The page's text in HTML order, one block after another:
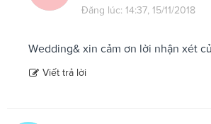
Đăng lúc: 14:37, 15/11/2018
Wedding& xin cảm ơn lời nhận xét
Viết trả lời